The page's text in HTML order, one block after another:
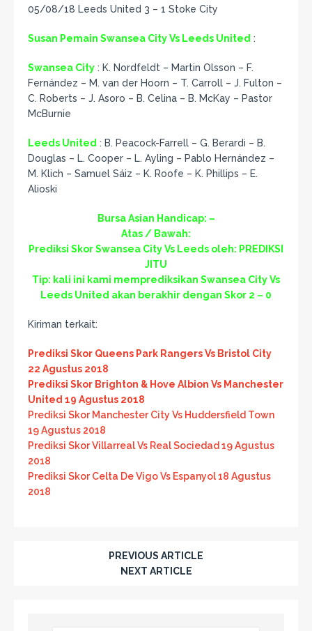
05/08/18 Leeds United 3 – 1 Stoke City
Susan Pemain Swansea City Vs Leeds United :
Swansea City : K. Nordfeldt – Martin Olsson – F.
Fernández – M. van der Hoorn – T. Carroll – J. Fulton –
C. Roberts – J. Asoro – B. Celina – B. McKay – Pastor
McBurnie
Leeds United : B. Peacock-Farrell – G. Berardi – B.
Douglas – L. Cooper – L. Ayling – Pablo Hernández –
M. Klich – Samuel Sáiz – K. Roofe – K. Phillips – E.
Alioski
Bursa Asian Handicap: –
Atas / Bawah:
Prediksi Skor Swansea City Vs Leeds oleh: PREDIKSI
JITU
Tip: kali ini kami memprediksikan Swansea City Vs
Leeds United akan berakhir dengan Skor 2 – 0
Kiriman terkait:
Prediksi Skor Queens Park Rangers Vs Bristol City
22 Agustus 2018
Prediksi Skor Brighton & Hove Albion Vs Manchester
United 19 Agustus 2018
Prediksi Skor Manchester City Vs Huddersfield Town
19 Agustus 2018
Prediksi Skor Villarreal Vs Real Sociedad 19 Agustus
2018
Prediksi Skor Celta De Vigo Vs Espanyol 18 Agustus
2018
PREVIOUS ARTICLE
NEXT ARTICLE